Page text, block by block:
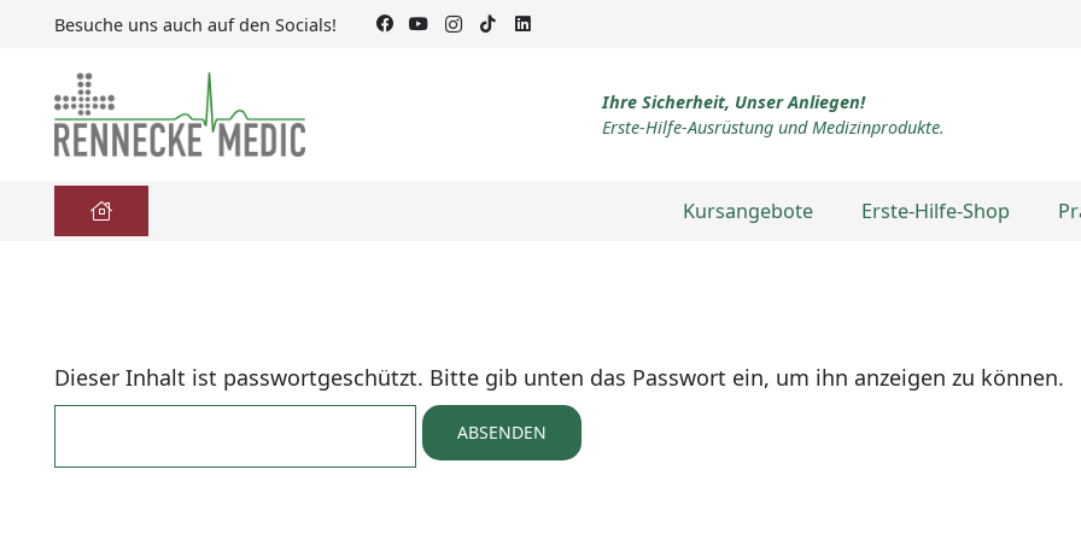
Besuche uns auch auf den Socials!
Ihre Sicherheit, Unser Anliegen!
Erste-Hilfe-Ausrüstung und Medizinprodukte.
Kursangebote Erste-Hilfe-Shop
Dieser Inhalt ist passwortgeschützt. Bitte gib unten das Passwort ein, um ihn anzeigen zu können.